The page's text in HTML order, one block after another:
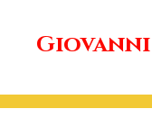
Giovanni